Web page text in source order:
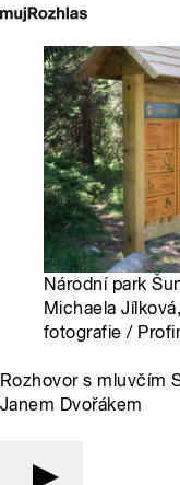
Národní park
Michaela
fotografie /
Rozhovor s mluvčím
Janem Dvořákem